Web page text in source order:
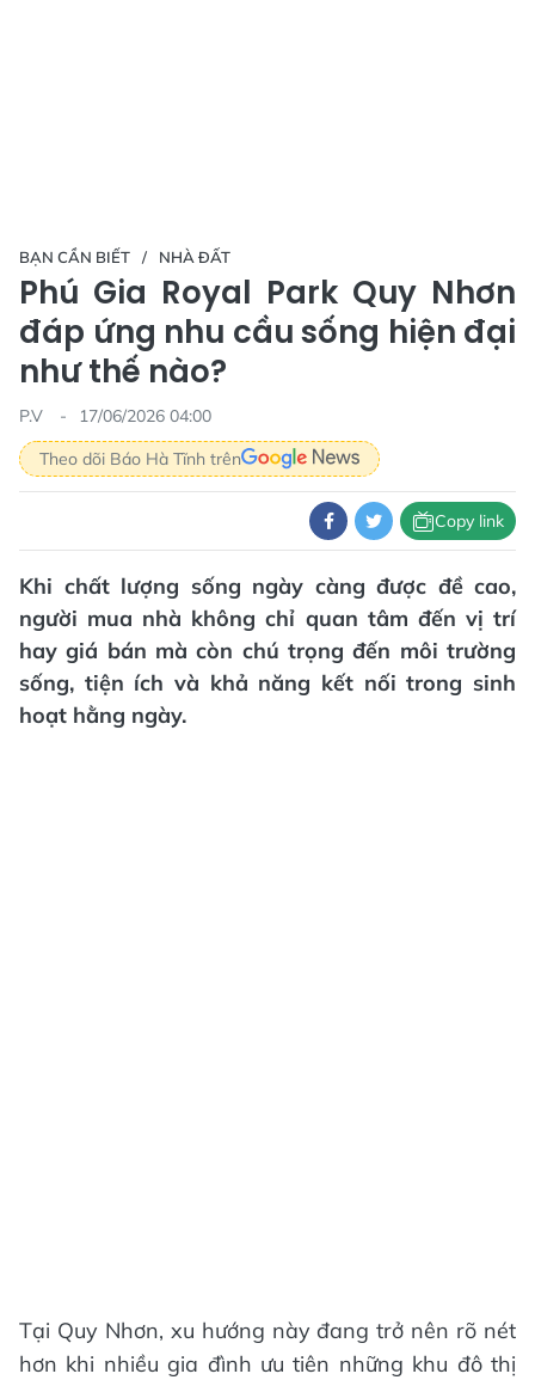
BẠN CẦN BIẾT NHÀ ĐẤT
Phú Gia Royal Park Quy Nhơn
đáp ứng nhu cầu sống hiện đại
như thế nào?
P.V
17/06/2026 04:00
Theo dõi Báo Hà Tĩnh trên
Copy link
Khi chất lượng sống ngày càng được đề cao,
người mua nhà không chỉ quan tâm đến vị trí
hay giá bán mà còn chú trọng đến môi trường
sống, tiện ích và khả năng kết nối trong sinh
hoạt hằng ngày.
Tại Quy Nhơn, xu hướng này đang trở nên rõ nét
hơn khi nhiều gia đình ưu tiên những khu đô thị